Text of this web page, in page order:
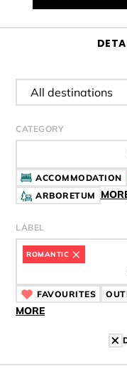
Filter
CATEGORY
ACCOMMODATION
ARBORETUM
LABEL
ROMANTIC CÍMKE
FAVOURITES CÍMKE
MORE